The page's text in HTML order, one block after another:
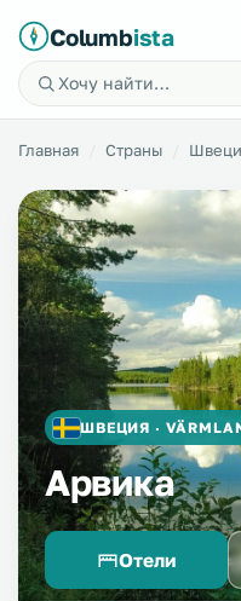
Columbista
Главная Страны
ШВЕЦИЯ ·
Арвика
Отели